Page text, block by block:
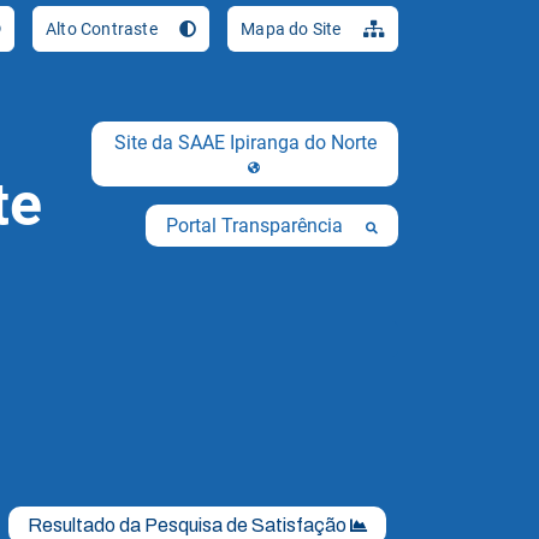
Alto Contraste Mapa do Site
Site da SAAE Ipiranga do Norte
Portal Transparência
Resultado da Pesquisa de Satisfação